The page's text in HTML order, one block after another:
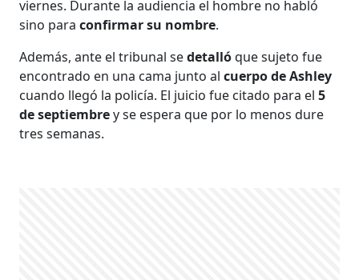
viernes. Durante la audiencia el hombre no habló
sino paraconfirmar su nombre.
Además, ante el tribunal sedetallóque sujeto fue
encontrado en una cama junto alcuerpo de Ashley
cuando llegó la policía. El juicio fue citado para el 5
de septiembrey se espera que por lo menos dure
tres semanas.